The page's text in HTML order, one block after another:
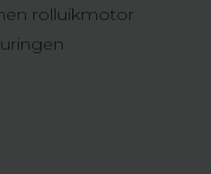
rolluikmotor